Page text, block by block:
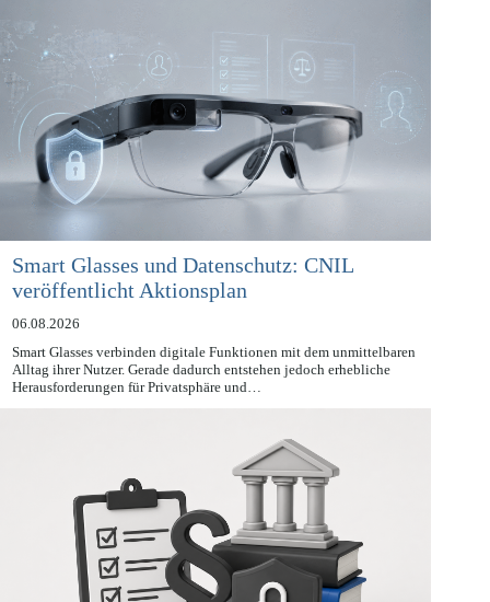
Smart Glasses und Datenschutz: CNIL
veröffentlicht Aktionsplan
06.08.2026
Smart Glasses verbinden digitale Funktionen mit dem unmittelbaren
Alltag ihrer Nutzer. Gerade dadurch entstehen jedoch erhebliche
Herausforderungen für Privatsphäre und…